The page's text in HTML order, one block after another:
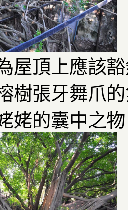
屋頂上應該
樹張牙舞爪
姥的囊中之